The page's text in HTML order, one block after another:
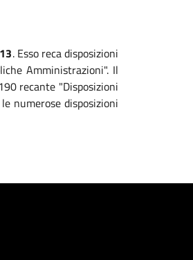
. Esso reca disposizioni
Amministrazioni". Il
recante "Disposizioni
numerose disposizioni